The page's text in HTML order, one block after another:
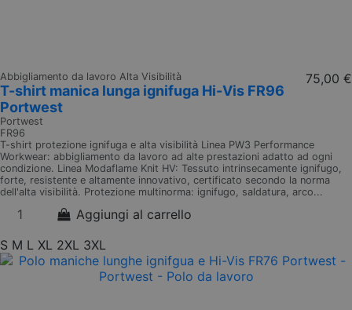
Abbigliamento da lavoro Alta Visibilità
T-shirt manica lunga ignifuga Hi-Vis FR96
Portwest
Portwest
FR96
75,00 €
T-shirt protezione ignifuga e alta visibilità Linea PW3 Performance
Workwear: abbigliamento da lavoro ad alte prestazioni adatto ad ogni
condizione. Linea Modaflame Knit HV: Tessuto intrinsecamente ignifugo,
forte, resistente e altamente innovativo, certificato secondo la norma
dell'alta visibilità. Protezione multinorma: ignifugo, saldatura, arco...
Aggiungi al carrello
S M L XL 2XL 3XL